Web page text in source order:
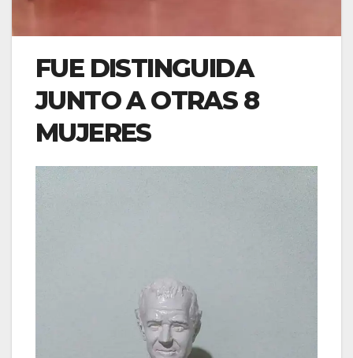
FUE DISTINGUIDA
JUNTO A OTRAS 8
MUJERES